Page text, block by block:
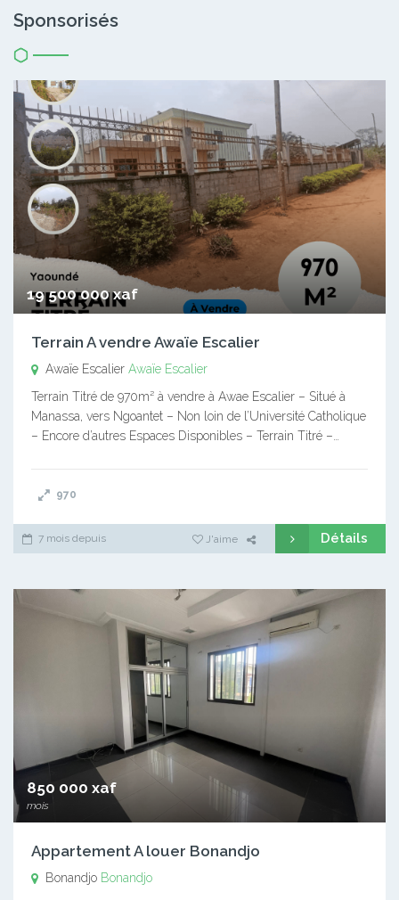
Sponsorisés
19 500 000 xaf
Terrain A vendre Awaïe Escalier
Awaïe Escalier Awaïe Escalier
Terrain Titré de 970m² à vendre à Awae Escalier – Situé à
Manassa, vers Ngoantet – Non loin de l’Université Catholique
– Encore d’autres Espaces Disponibles – Terrain Titré –…
970
7 mois depuis J'aime Détails
850 000 xaf
mois
Appartement A louer Bonandjo
Bonandjo Bonandjo